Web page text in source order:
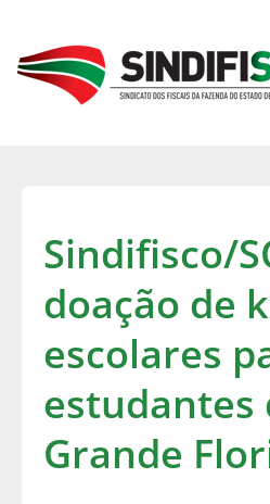
Sindifisco/
doação de
escolares
estudantes
Grande